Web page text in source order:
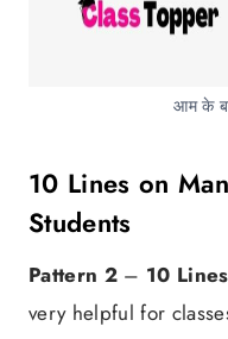
आम के
10 Lines on
Students
Pattern 2 – 10
very helpful for